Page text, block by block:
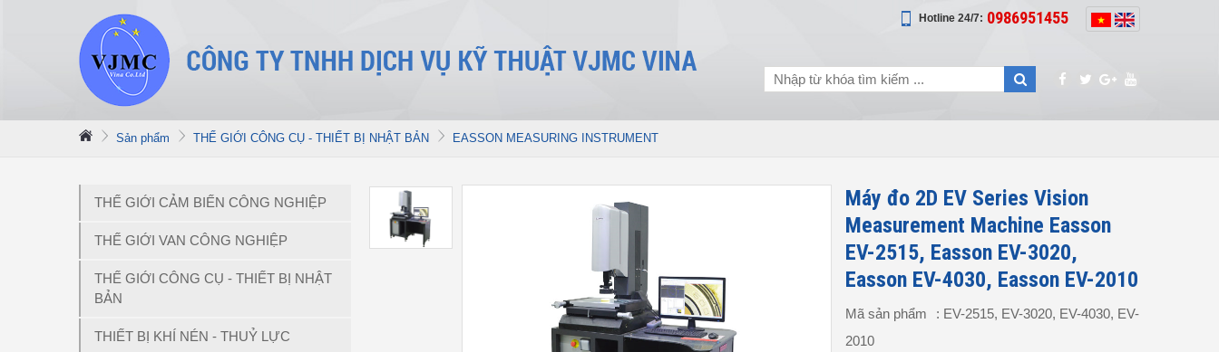
Hotline 24/7: 0986951455
Sản phẩm THẾ GIỚI CÔNG CỤ - THIẾT BỊ NHẬT BẢN EASSON MEASURING INSTRUMENT
THẾ GIỚI CẢM BIẾN CÔNG NGHIỆP
THẾ GIỚI VAN CÔNG NGHIỆP
THẾ GIỚI CÔNG CỤ - THIẾT BỊ NHẬT
BẢN
THIẾT BỊ KHÍ NÉN - THUỶ LỰC
Máy đo 2D EV Series Vision
Measurement Machine Easson
EV-2515, Easson EV-3020,
Easson EV-4030, Easson EV-2010
Mã sản phẩm
: EV-2515, EV-3020, EV-4030, EV-
2010